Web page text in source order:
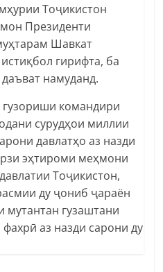
Тоҷикистон
Президенти
Шавкат
гирифта, ба
намуданд.
командири
сурудҳои миллии
давлатҳо аз назди
эҳтироми меҳмони
Тоҷикистон,
ду ҷониб ҷараён
мутантан гузаштани
аз назди сарони ду